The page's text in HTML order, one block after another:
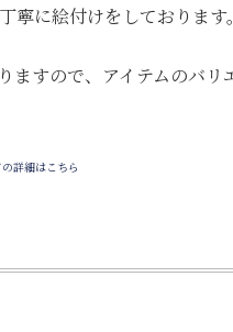
寧に絵付けをしております。
すので、アイテムのバリ
詳細はこちら